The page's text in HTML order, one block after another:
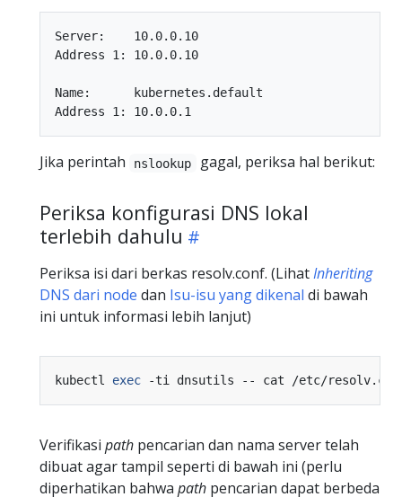
Server:    10.0.0.10
Address 1: 10.0.0.10
Name:      kubernetes.default
Jika perintah nslookup gagal, periksa hal berikut:
Periksa konfigurasi DNS lokal
terlebih dahulu
Periksa isi dari berkas resolv.conf. (LihatInheriting
DNS dari node dan Isu-isu yang dikenal di bawah
ini untuk informasi lebih lanjut)
kubectl exec
Verifikasi path pencarian dan nama server telah
dibuat agar tampil seperti di bawah ini (perlu
diperhatikan bahwa path pencarian dapat berbeda